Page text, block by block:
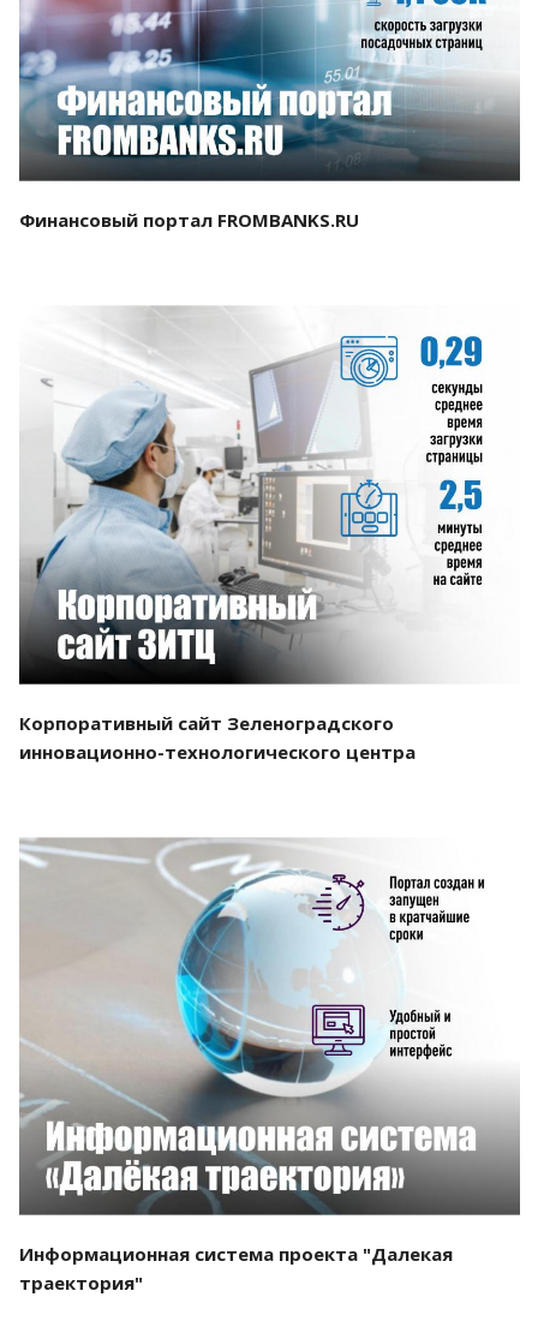
Смотреть проект
Финансовый портал FROMBANKS.RU
Смотреть проект
Корпоративный сайт Зеленоградского
инновационно-технологического центра
Смотреть проект
Информационная система проекта "Далекая
траектория"